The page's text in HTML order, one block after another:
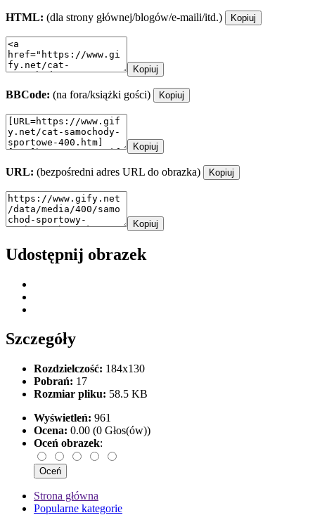
HTML: (dla strony głównej/blogów/e-maili/itd.) Kopiuj
Kopiuj
BBCode: (na fora/książki gości) Kopiuj
Kopiuj
URL: (bezpośredni adres URL do obrazka) Kopiuj
Kopiuj
Udostępnij obrazek
Szczegóły
Rozdzielczość: 184x130
Pobrań: 17
Rozmiar pliku: 58.5 KB
Wyświetleń: 961
Ocena: 0.00 (0 Głos(ów))
Oceń obrazek:
Strona główna
Popularne kategorie